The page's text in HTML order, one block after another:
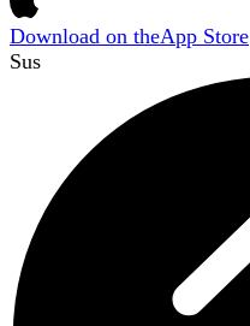
Download on theApp Store
Sus